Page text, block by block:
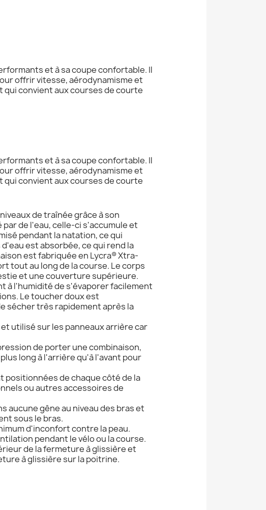
et à sa coupe confortable. Il
offrir vitesse, aérodynamisme et
convient aux courses de courte
et à sa coupe confortable. Il
offrir vitesse, aérodynamisme et
convient aux courses de courte
de traînée grâce à son
de l'eau, celle-ci s'accumule et
pendant la natation, ce qui
est absorbée, ce qui rend la
est fabriquée en Lycra® Xtra-
tout au long de la course. Le corps
et une couverture supérieure.
à l'humidité de s'évaporer facilement
Le toucher doux est
sécher très rapidement après la
utilisé sur les panneaux arrière car
de porter une combinaison,
long à l'arrière qu'à l'avant pour
positionnées de chaque côté de la
ou autres accessoires de
aucune gêne au niveau des bras et
sous le bras.
d'inconfort contre la peau.
pendant le vélo ou la course.
de la fermeture à glissière et
à glissière sur la poitrine.